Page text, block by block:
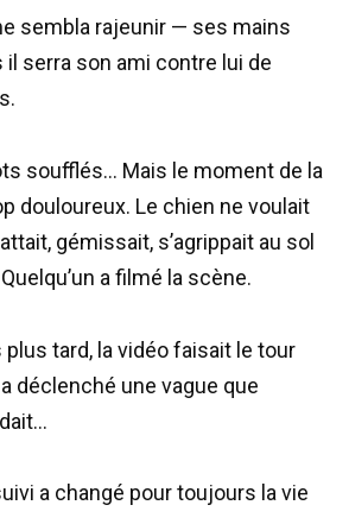
sembla rajeunir — ses mains
serra son ami contre lui de
soufflés… Mais le moment de la
douloureux. Le chien ne voulait
gémissait, s’agrippait au sol
a filmé la scène.
tard, la vidéo faisait le tour
déclenché une vague que
a changé pour toujours la vie